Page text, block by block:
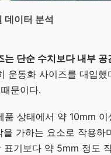
데이터 분석
단순 수치보다 내부 공
운동화 사이즈를 대입했
문이다.
상태에서 약 10mm 이
가하는 요소로 작용하
기보다 약 5mm 정도